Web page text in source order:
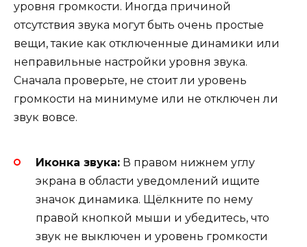
уровня громкости. Иногда причиной
отсутствия звука могут быть очень простые
вещи, такие как отключенные динамики или
неправильные настройки уровня звука.
Сначала проверьте, не стоит ли уровень
громкости на минимуме или не отключен ли
звук вовсе.
Иконка звука: В правом нижнем углу
экрана в области уведомлений ищите
значок динамика. Щёлкните по нему
правой кнопкой мыши и убедитесь, что
звук не выключен и уровень громкости